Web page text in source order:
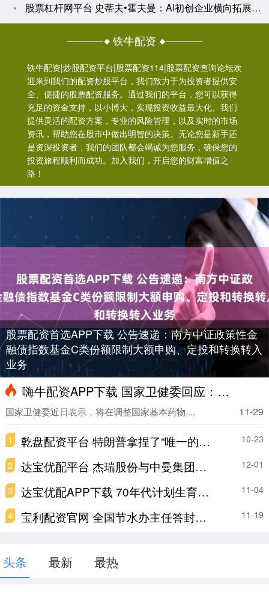
股票杠杆网平台 史蒂夫•霍夫曼：AI初创企业横向拓展希望渺茫
铁牛配资
铁牛配资|炒股配资平台|股票配资114|股票配资查询论坛欢
迎来到我们的配资炒股平台，我们致力于为投资者提供安
全、便捷的股票配资服务。通过我们的平台，您可以获得
充足的资金支持，以小博大，实现投资收益最大化。我们
提供灵活的配资方案，专业的风险管理，以及实时的市场
资讯，帮助您在股市中做出明智的决策。无论您是新手还
是资深投资者，我们的团队都会竭诚为您服务，确保您的
投资旅程顺利而成功。加入我们，开启您的财富增值之
路！
股票配资首选APP下载 公告速递：南方中证政策性金
融债指数基金C类份额限制大额申购、定投和转换转入
业务
嗨牛配资APP下载 国家卫健委回应：国谈创新药将优先纳入基药目录
11-29
国家卫健委近日表示，将在调整国家基本药物....
1 乾盘配资平台 特朗普拿捏了“唯一的软柿子”？一文读懂：英美贸易格局究竟如何 10-23
2 达宝优配平台 杰瑞股份与中曼集团签署战略合作协议 12-01
3 达宝优配APP下载 70年代计划生育宣传画 宫内节育器的使用_避孕环_子宫_妇女 11-04
4 宝利配资官网 全国节水办主任答封面新闻：我国再生水利用量达212亿立方米 11-19
头条 最新 最热